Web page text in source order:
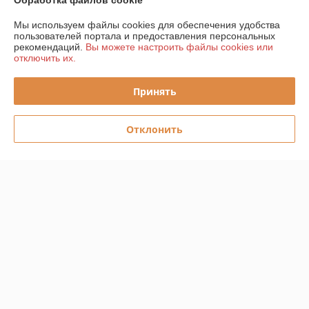
Полная версия сайта
Политика обработки cookies
Сайт создан на платформе Deal.by
Мы используем файлы cookies для обеспечения удобства
пользователей портала и предоставления персональных
рекомендаций. Вы можете настроить файлы cookies или
отключить их.
Принять
Отклонить